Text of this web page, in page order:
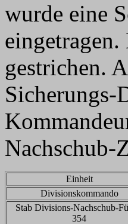
wurde eine
gestrichen.
Sicherungs-
Nachschub-
Einheit
Divisionskommando
Stab Divisions-Nachschub-
354